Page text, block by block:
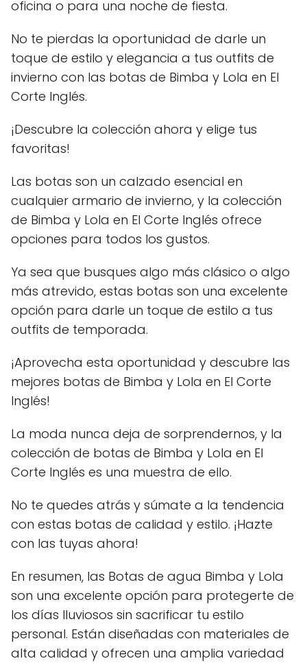
oficina o para una noche de fiesta.
No te pierdas la oportunidad de darle un
toque de estilo y elegancia a tus outfits de
invierno con las botas de Bimba y Lola en El
Corte Inglés.
¡Descubre la colección ahora y elige tus
favoritas!
Las botas son un calzado esencial en
cualquier armario de invierno, y la colección
de Bimba y Lola en El Corte Inglés ofrece
opciones para todos los gustos.
Ya sea que busques algo más clásico o algo
más atrevido, estas botas son una excelente
opción para darle un toque de estilo a tus
outfits de temporada.
¡Aprovecha esta oportunidad y descubre las
mejores botas de Bimba y Lola en El Corte
Inglés!
La moda nunca deja de sorprendernos, y la
colección de botas de Bimba y Lola en El
Corte Inglés es una muestra de ello.
No te quedes atrás y súmate a la tendencia
con estas botas de calidad y estilo. ¡Hazte
con las tuyas ahora!
En resumen, las Botas de agua Bimba y Lola
son una excelente opción para protegerte de
los días lluviosos sin sacrificar tu estilo
personal. Están diseñadas con materiales de
alta calidad y ofrecen una amplia variedad